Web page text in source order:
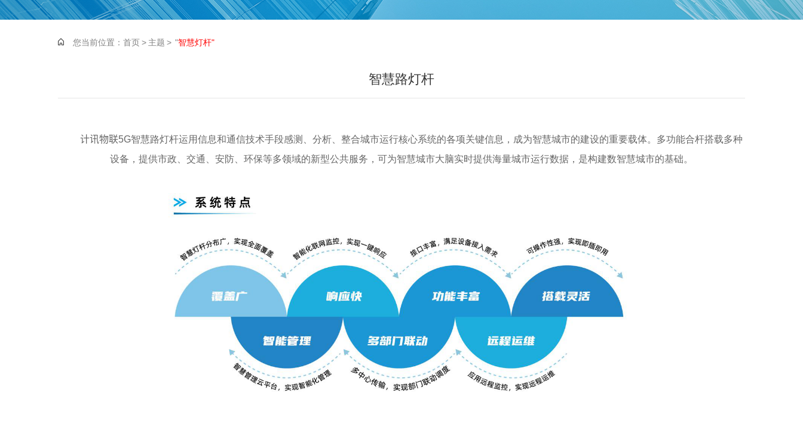
您当前位置： 首页> 主题 > "智慧灯杆"
智慧路灯杆
计讯物联5G智慧路灯杆运用信息和通信技术手段感测、分析、整合城市运行核心系统的各项关键信息，成为智慧城市的建设的重要载体。多功能合杆搭载多种
设备，提供市政、交通、安防、环保等多领域的新型公共服务，可为智慧城市大脑实时提供海量城市运行数据，是构建数智慧城市的基础。